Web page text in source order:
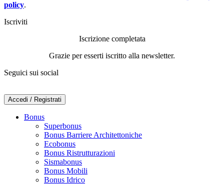
policy.
Iscriviti
Iscrizione completata
Grazie per esserti iscritto alla newsletter.
Seguici sui social
Accedi / Registrati
Bonus
Superbonus
Bonus Barriere Architettoniche
Ecobonus
Bonus Ristrutturazioni
Sismabonus
Bonus Mobili
Bonus Idrico